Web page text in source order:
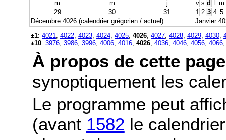
m
m j v s d l m
29
30 31 1 2 3 4 5
Décembre 4026 (calendrier grégorien / actuel)
Janvier
±1: 4021 4022 4023 4024 4025 4026 4027 4028 4029 4030
±10: 3976 3986 3996 4006 4016 4026 4036 4046 4056 4066
À propos de cette page
synoptiquement les
Le programme peut
(avant 1582 le